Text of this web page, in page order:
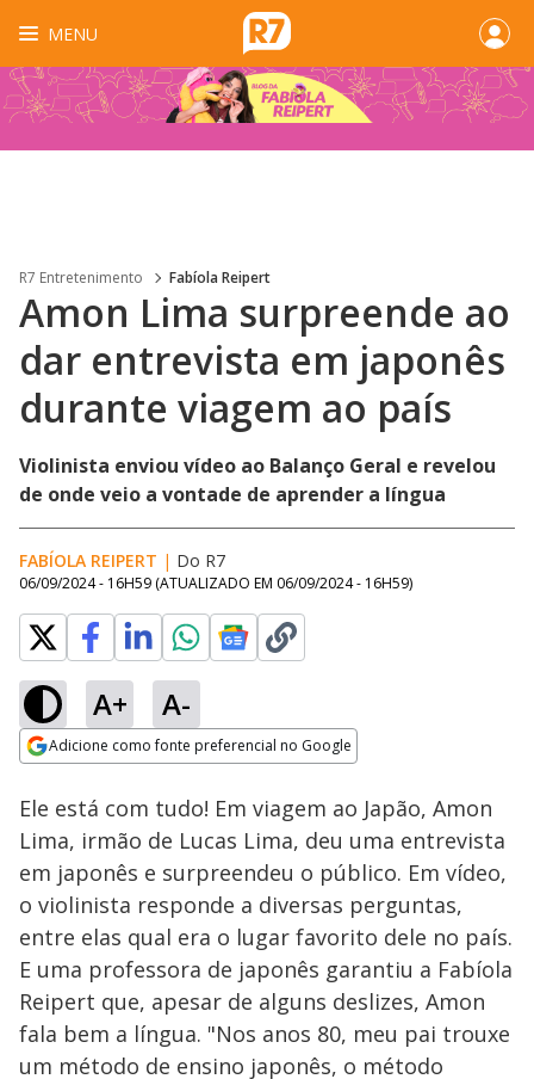
MENU
R7 Entretenimento Fabíola Reipert
Amon Lima surpreende ao
dar entrevista em japonês
durante viagem ao país
Violinista enviou vídeo ao Balanço Geral e revelou
de onde veio a vontade de aprender a língua
FABÍOLA REIPERT | Do R7
06/09/2024 - 16H59 (ATUALIZADO EM 06/09/2024 - 16H59)
A+ A-
Adicione como fonte preferencial no Google
Ativar
Loaded
18.49%
Ele está com tudo! Em viagem ao Japão, Amon
Lima, irmão de Lucas Lima, deu uma entrevista
em japonês e surpreendeu o público. Em vídeo,
o violinista responde a diversas perguntas,
entre elas qual era o lugar favorito dele no país.
E uma professora de japonês garantiu a Fabíola
Reipert que, apesar de alguns deslizes, Amon
fala bem a língua. "Nos anos 80, meu pai trouxe
um método de ensino japonês, o método